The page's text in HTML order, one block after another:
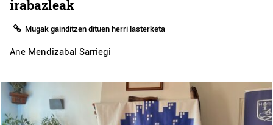
irabazleak
Mugak gainditzen dituen herri lasterketa
Ane Mendizabal Sarriegi